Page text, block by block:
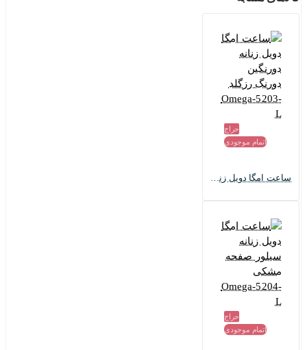
حراج
اتمام موجودی
ساعت امگا دویل زنانه دورنگین دورنگ رزگلد Omega-5203-L
حراج
اتمام موجودی